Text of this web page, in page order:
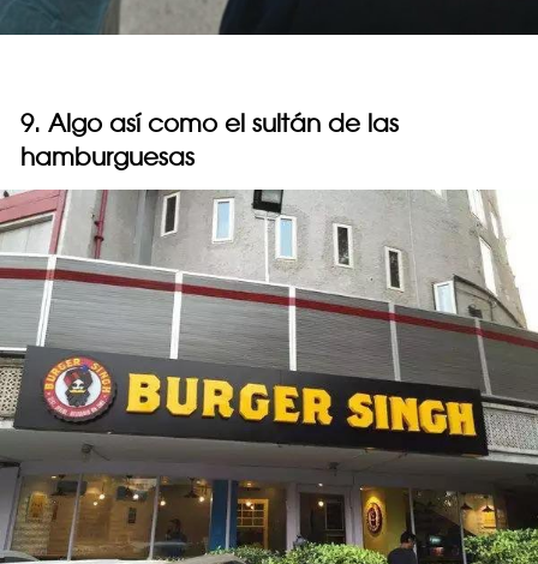
9. Algo así como el sultán de las
hamburguesas